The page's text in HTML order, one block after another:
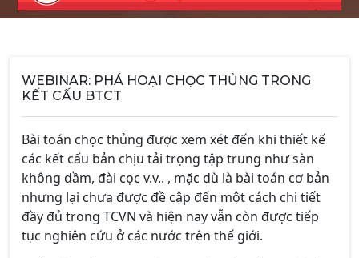
WEBINAR: PHÁ HOẠI CHỌC THỦNG TRONG
KẾT CẤU BTCT
Bài toán chọc thủng được xem xét đến khi thiết kế
các kết cấu bản chịu tải trọng tập trung như sàn
không dầm, đài cọc v.v.. , mặc dù là bài toán cơ bản
nhưng lại chưa được đề cập đến một cách chi tiết
đầy đủ trong TCVN và hiện nay vẫn còn được tiếp
tục nghiên cứu ở các nước trên thế giới.